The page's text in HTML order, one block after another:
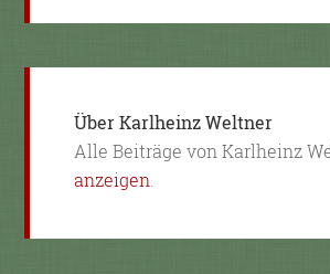
ÜberKarlheinz Weltner
Alle Beiträge von Karlheinz
anzeigen